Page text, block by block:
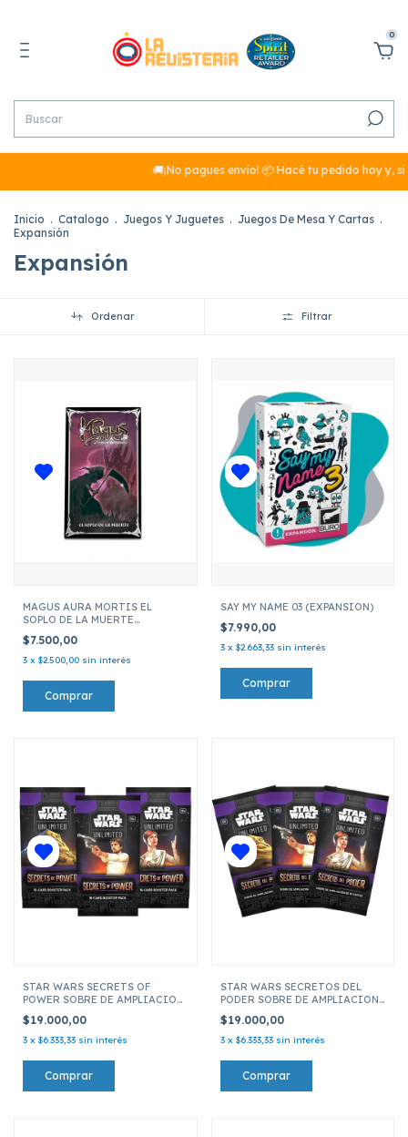
0
🚚¡No pagues envío! 📦 Hacé tu pedido hoy y, si
Inicio . Catalogo . Juegos Y Juguetes . Juegos De Mesa Y Cartas .
Expansión
Expansión
Ordenar Filtrar
MAGUS AURA MORTIS EL
SOPLO DE LA MUERTE
$7.500,00
3 x $2.500,00 sin interés
SAY MY NAME 03 (EXPANSION)
$7.990,00
3 x $2.663,33 sin interés
STAR WARS SECRETS OF
POWER SOBRE DE AMPLIACION
$19.000,00
3 x $6.333,33 sin interés
STAR WARS SECRETOS DEL
PODER SOBRE DE AMPLIACION
$19.000,00
3 x $6.333,33 sin interés